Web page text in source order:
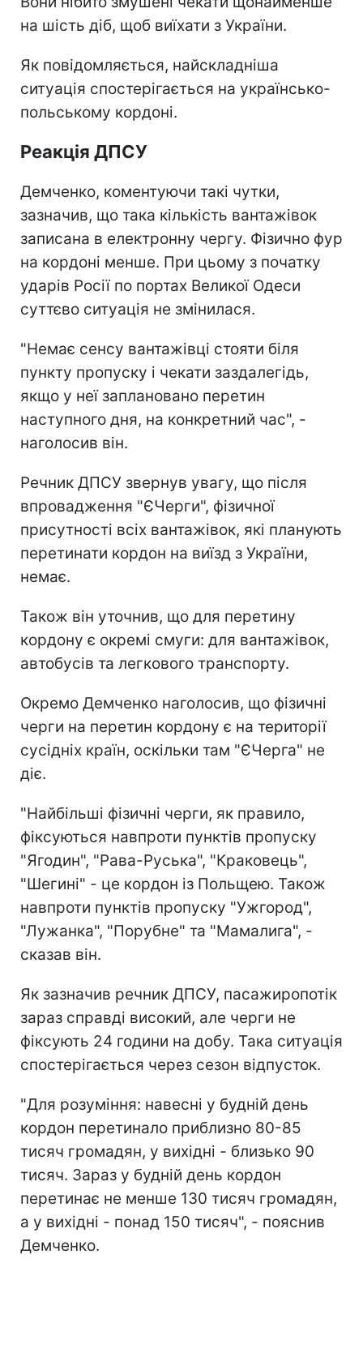
на шість діб, щоб виїхати з України.
Як повідомляється, найскладніша
ситуація спостерігається на українсько-
польському кордоні.
Реакція ДПСУ
Демченко, коментуючи такі чутки,
зазначив, що така кількість вантажівок
записана в електронну чергу. Фізично фур
на кордоні менше. При цьому з початку
ударів Росії по портах Великої Одеси
суттєво ситуація не змінилася.
"Немає сенсу вантажівці стояти біля
пункту пропуску і чекати заздалегідь,
якщо у неї заплановано перетин
наступного дня, на конкретний час", -
наголосив він.
Речник ДПСУ звернув увагу, що після
впровадження "ЄЧерги", фізичної
присутності всіх вантажівок, які планують
перетинати кордон на виїзд з України,
немає.
Також він уточнив, що для перетину
кордону є окремі смуги: для вантажівок,
автобусів та легкового транспорту.
Окремо Демченко наголосив, що фізичні
черги на перетин кордону є на території
сусідніх країн, оскільки там "ЄЧерга" не
діє.
"Найбільші фізичні черги, як правило,
фіксуються навпроти пунктів пропуску
"Ягодин", "Рава-Руська", "Краковець",
"Шегині" - це кордон із Польщею. Також
навпроти пунктів пропуску "Ужгород",
"Лужанка", "Порубне" та "Мамалига", -
сказав він.
Як зазначив речник ДПСУ, пасажиропотік
зараз справді високий, але черги не
фіксують 24 години на добу. Така ситуація
спостерігається через сезон відпусток.
"Для розуміння: навесні у будній день
кордон перетинало приблизно 80-85
тисяч громадян, у вихідні - близько 90
тисяч. Зараз у будній день кордон
перетинає не менше 130 тисяч громадян,
а у вихідні - понад 150 тисяч", - пояснив
Демченко.